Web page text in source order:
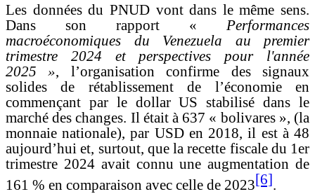
Les données du PNUD vont dans le même sens.
Dans son rapport « Performances
macroéconomiques du Venezuela au premier
trimestre 2024 et perspectives pour l'année
2025 », l’organisation confirme des signaux
solides de rétablissement de l’économie en
commençant par le dollar US stabilisé dans le
marché des changes. Il était à 637 « bolivares », (la
monnaie nationale), par USD en 2018, il est à 48
aujourd’hui et, surtout, que la recette fiscale du 1er
trimestre 2024 avait connu une augmentation de
161 % en comparaison avec celle de 2023[6].